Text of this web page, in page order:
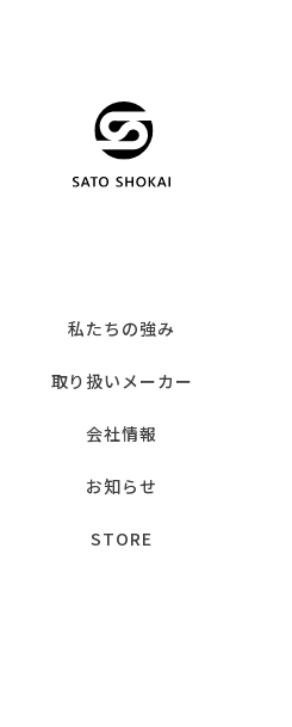
私たちの強み
取り扱いメーカー
会社情報
お知らせ
STORE